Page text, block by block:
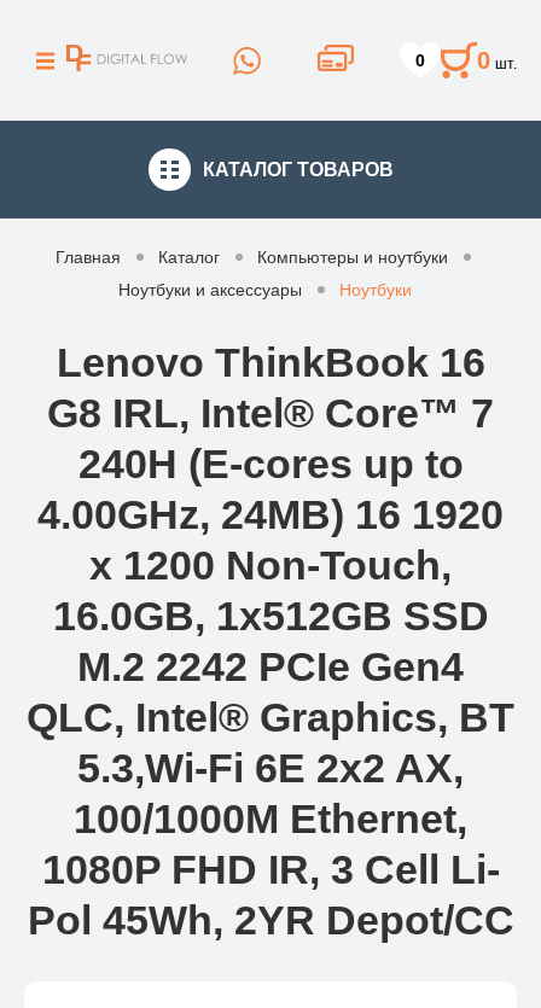
0 0 шт.
КАТАЛОГ ТОВАРОВ
Главная Каталог
Компьютеры и ноутбуки
Ноутбуки и аксессуары
Ноутбуки
Lenovo ThinkBook 16
G8 IRL, Intel® Core™ 7
240H (E-cores up to
4.00GHz, 24MB) 16 1920
x 1200 Non-Touch,
16.0GB, 1x512GB SSD
M.2 2242 PCIe Gen4
QLC, Intel® Graphics, BT
5.3,Wi-Fi 6E 2x2 AX,
100/1000M Ethernet,
1080P FHD IR, 3 Cell Li-
Pol 45Wh, 2YR Depot/CC